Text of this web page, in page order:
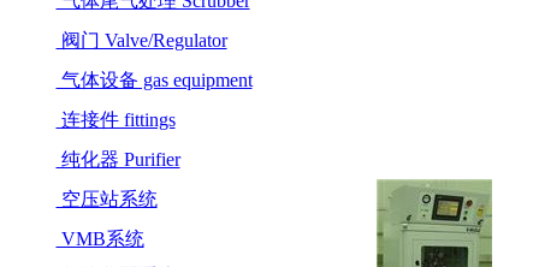
阀门 Valve/Regulator
气体设备 gas equipment
连接件 fittings
纯化器 Purifier
空压站系统
VMB系统